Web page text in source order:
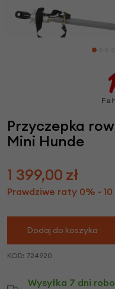
Przyczepka
Mini Hunde
1 399,00 zł
Prawdziwe raty 0% - 10
Dodaj do koszyka
KOD: 724920
Wysyłka 7 dni